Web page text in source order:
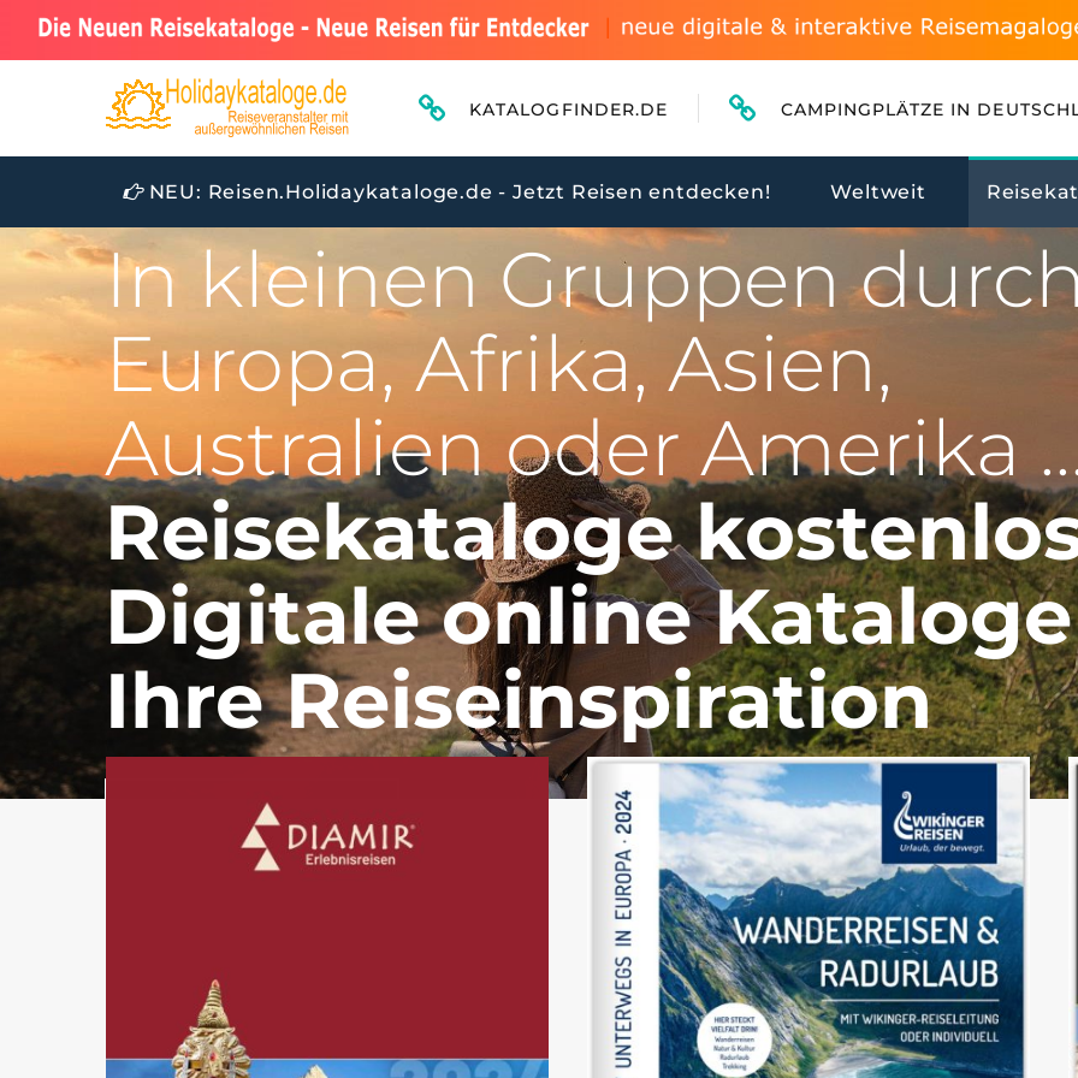
KATALOGFINDER.DE CAMPINGPLÄTZE IN
NEU: Reisen.Holidaykataloge.de - Jetzt Reisen entdecken! Weltweit
GEFÜHRTE RUNDREISEN IN EINER GRUPPE - ENTDECKEN SIE DIE SCHÖNSTEN
In kleinen Gruppen
Europa, Afrika, Asien,
Australien oder Amerika
Reisekataloge
Digitale online
Ihre Reiseinspiration
Zu den Reiseveranstalter